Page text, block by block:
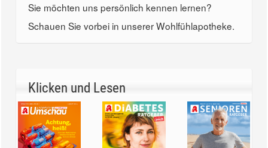
Sie möchten uns persönlich kennen lernen?
Schauen Sie vorbei in unserer Wohlfühlapotheke.
Klicken und Lesen